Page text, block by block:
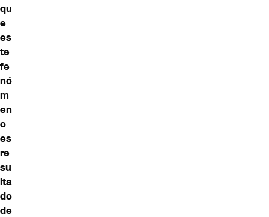
qu
e
es
te
fe
nó
m
en
o
es
re
su
lta
do
de